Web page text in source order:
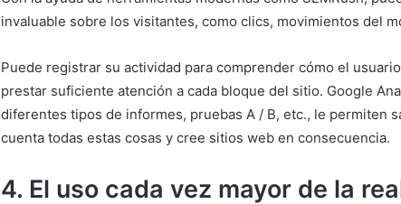
invaluable sobre los visitantes, como clics, movimientos del
Puede registrar su actividad para comprender cómo el
prestar suficiente atención a cada bloque del sitio. Google
diferentes tipos de informes, pruebas A / B, etc., le permiten
cuenta todas estas cosas y cree sitios web en consecuencia.
4. El uso cada vez mayor de la